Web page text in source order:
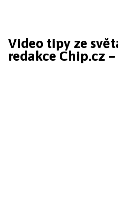
Video tipy ze
redakce Chip.cz –